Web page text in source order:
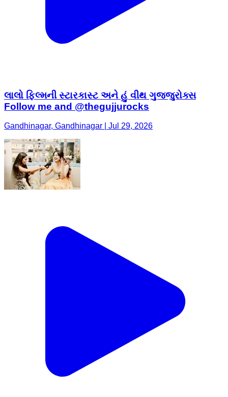
લાલો ફિલ્મની સ્ટારકાસ્ટ અને હું વીથ ગુજ્જુરોક્સ
Follow me and @thegujjurocks
Gandhinagar, Gandhinagar | Jul 29, 2026